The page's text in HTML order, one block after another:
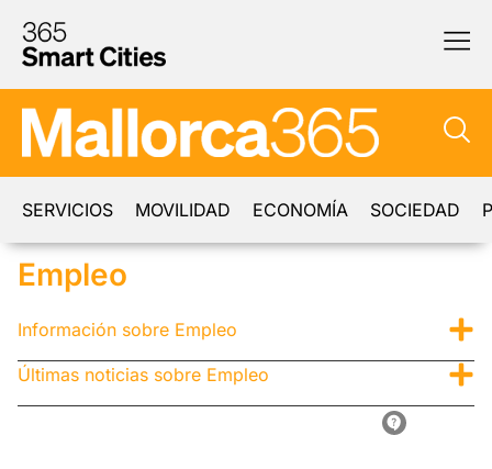
SERVICIOS MOVILIDAD ECONOMÍA SOCIEDAD
Empleo
Información sobre Empleo
Últimas noticias sobre Empleo